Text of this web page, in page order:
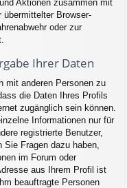
Aktionen zusammen mit
übermittelter Browser-
oder zur
Ihrer Daten
mit anderen Personen zu
die Daten Ihres Profils
zugänglich sein können.
Informationen nur für
registrierte Benutzer,
Fragen dazu haben,
im Forum oder
aus Ihrem Profil ist
beauftragte Personen